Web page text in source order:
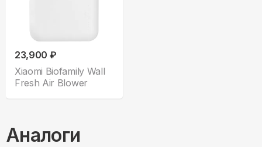
23,900 ₽
Xiaomi Biofamily Wall
Fresh Air Blower
Аналоги